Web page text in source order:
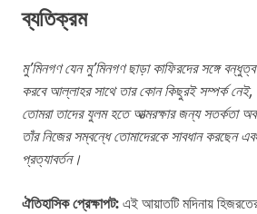
ব্যতিক্রম
মু’মিনগণ যেন মু’মিনগণ ছাড়া কাফিরদের সঙ্গে
করবে আল্লাহর সাথে তার কোন কিছুরই সম্পর্ক
তোমরা তাদের যুলম হতে আত্মরক্ষার জন্য
তাঁর নিজের সম্বন্ধে তোমাদেরকে সাবধান করছেন
প্রত্যাবর্তন।
ঐতিহাসিক প্রেক্ষাপট: এই আয়াতটি মদিনায়